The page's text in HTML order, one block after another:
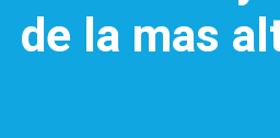
de la mas